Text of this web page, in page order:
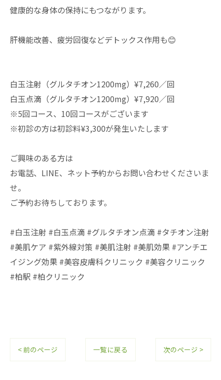
健康的な身体の保持にもつながります。
肝機能改善、疲労回復などデトックス作用も😊
白玉注射（グルタチオン1200mg）¥7,260／回
白玉点滴（グルタチオン1200mg）¥7,920／回
※5回コース、10回コースがございます
※初診の方は初診料¥3,300が発生いたします
ご興味のある方は
お電話、LINE、ネット予約からお問い合わせくださいま
せ。
ご予約お待ちしております。
#白玉注射 #白玉点滴 #グルタチオン点滴 #タチオン注射
#美肌ケア #紫外線対策 #美肌注射 #美肌効果 #アンチエ
イジング効果 #美容皮膚科クリニック #美容クリニック
#柏駅 #柏クリニック
< 前のページ 一覧に戻る 次のページ >